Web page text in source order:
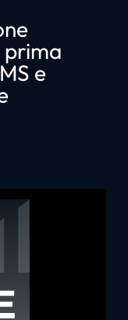
prima
e